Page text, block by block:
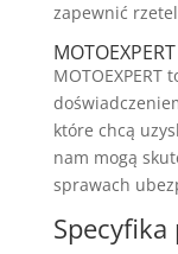
zapewnić
które chcą
nam mogą
sprawach